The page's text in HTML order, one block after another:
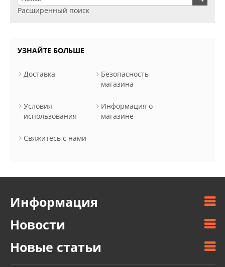
Расширенный поиск
УЗНАЙТЕ БОЛЬШЕ
Доставка
Безопасность
магазина
Условия
использования
Информация о
магазине
Свяжитесь с нами
Информация
Новости
Новые статьи